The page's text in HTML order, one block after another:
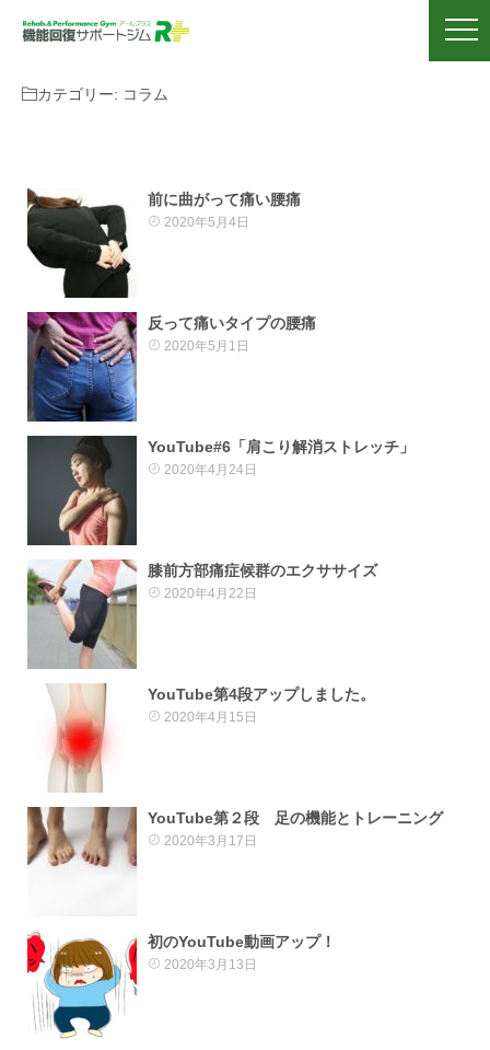
カテゴリー: コラム
前に曲がって痛い腰痛
2020年5月4日
反って痛いタイプの腰痛
2020年5月1日
YouTube#6「肩こり解消ストレッチ」
2020年4月24日
膝前方部痛症候群のエクササイズ
2020年4月22日
YouTube第4段アップしました。
2020年4月15日
YouTube第２段 足の機能とトレーニング
2020年3月17日
初のYouTube動画アップ！
2020年3月13日